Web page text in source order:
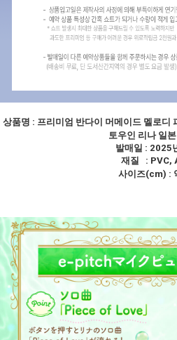
상품명 : 프리미엄 반다이 머메이드 멜로
토우인 리나 일
발매일 : 2025
재질 : PVC,
사이즈(cm) :